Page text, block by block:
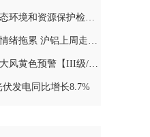
最高检答21记者：生态环境和资源保护检察公益诉讼呈现“四最”
全球百事通！受宏观情绪拖累 沪铝上周走势偏弱
宾县气象台发布雷雨大风黄色预警【III级/较重】【2023-06-05】|今日讯
发电同比增长8.7%